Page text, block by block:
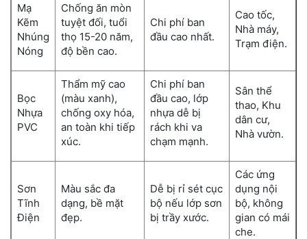
Mạ
Kẽm
Nhúng
Nóng
Chống ăn mòn
tuyệt đối, tuổi
thọ 15-20 năm,
độ bền cao.
Chi phí ban
đầu cao nhất.
Cao tốc,
Nhà máy,
Trạm điện.
Bọc
Nhựa
PVC
Thẩm mỹ cao
(màu xanh),
chống oxy hóa,
an toàn khi tiếp
xúc.
Chi phí ban
đầu cao, lớp
nhựa dễ bị
rách khi va
chạm mạnh.
Sân thể
thao, Khu
dân cư,
Nhà vườn.
Sơn
Tĩnh
Điện
Màu sắc đa
dạng, bề mặt
đẹp.
Dễ bị rỉ sét cục
bộ nếu lớp sơn
bị trầy xước.
Các ứng
dụng nội
bộ, không
gian có mái
che.